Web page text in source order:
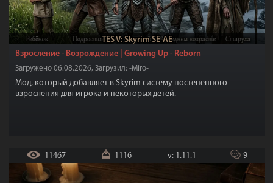
TES V: Skyrim SE-AE
Взросление - Возрождение | Growing Up - Reborn
Загружено 06.08.2026, Загрузил: -Miro-
Мод, который добавляет в Skyrim систему постепенного
взросления для игрока и некоторых детей.
11467 1116 v: 1.11.1 9